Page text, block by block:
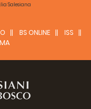
Salesiana
BS ONLINE
ISS